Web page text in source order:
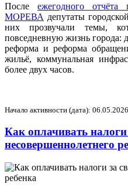
После ежегодного отчёта
МОРЕВА депутаты
них прозвучали темы,
повседневную жизнь города:
реформа и реформа
жильё, коммунальная
более двух часов.
Начало активности (дата):
Как оплачивать налоги
несовершеннолетнего